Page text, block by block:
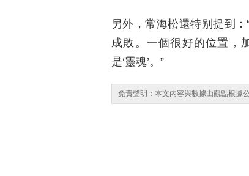
另外，常海松還特别提到
成敗。一個很好的位置，
是‘靈魂’。”
免責聲明：本文内容與數據由觀點根據